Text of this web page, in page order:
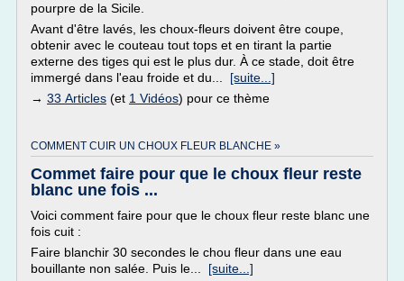
pourpre de la Sicile.
Avant d'être lavés, les choux-fleurs doivent être coupe,
obtenir avec le couteau tout tops et en tirant la partie
externe des tiges qui est le plus dur. À ce stade, doit être
immergé dans l'eau froide et du... [suite...]
→ 33 Articles (et 1 Vidéos) pour ce thème
COMMENT CUIR UN CHOUX FLEUR BLANCHE »
Commet faire pour que le choux fleur reste
blanc une fois ...
Voici comment faire pour que le choux fleur reste blanc une
fois cuit :
Faire blanchir 30 secondes le chou fleur dans une eau
bouillante non salée. Puis le... [suite...]